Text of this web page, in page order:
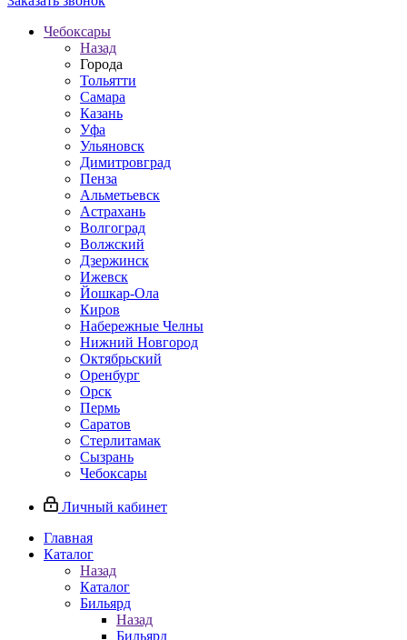
Чебоксары
Назад
Города
Тольятти
Самара
Казань
Уфа
Ульяновск
Димитровград
Пенза
Альметьевск
Астрахань
Волгоград
Волжский
Дзержинск
Ижевск
Йошкар-Ола
Киров
Набережные Челны
Нижний Новгород
Октябрьский
Оренбург
Орск
Пермь
Саратов
Стерлитамак
Сызрань
Чебоксары
Личный кабинет
Главная
Каталог
Назад
Каталог
Бильярд
Назад
Бильярд